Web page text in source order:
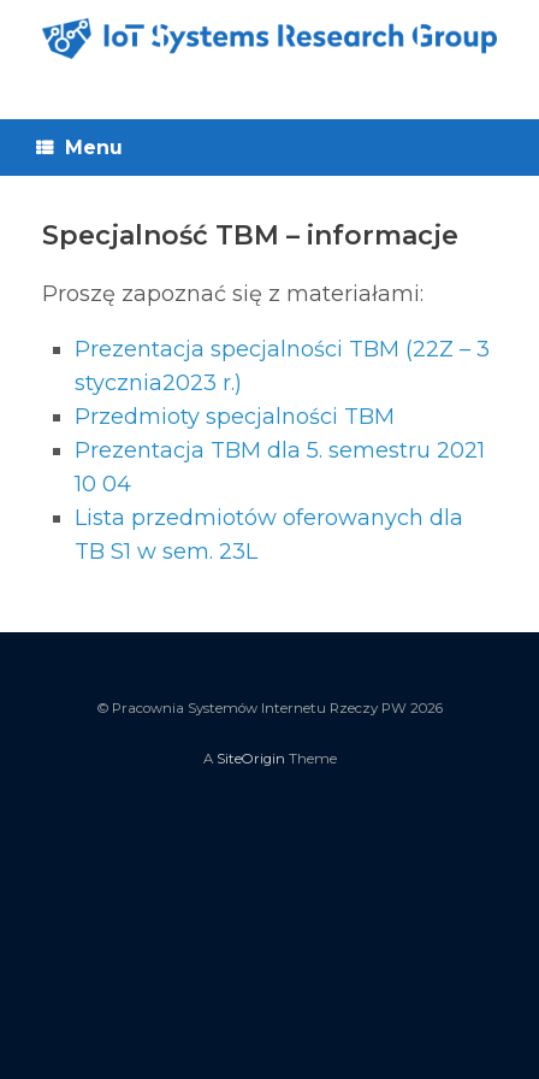
content
Menu
Specjalność TBM – informacje
Proszę zapoznać się z materiałami:
Prezentacja specjalności TBM (22Z – 3
stycznia2023 r.)
Przedmioty specjalności TBM
Prezentacja TBM dla 5. semestru 2021
10 04
Lista przedmiotów oferowanych dla
TB S1 w sem. 23L
© Pracownia Systemów Internetu Rzeczy PW 2026
A SiteOrigin Theme